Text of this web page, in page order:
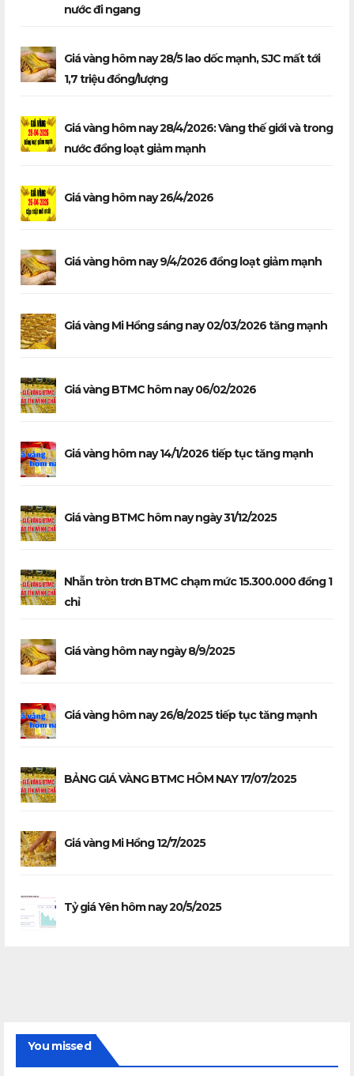
nước đi ngang
Giá vàng hôm nay 28/5 lao dốc mạnh, SJC mất tới
1,7 triệu đồng/lượng
Giá vàng hôm nay 28/4/2026: Vàng thế giới và trong
nước đồng loạt giảm mạnh
Giá vàng hôm nay 26/4/2026
Giá vàng hôm nay 9/4/2026 đồng loạt giảm mạnh
Giá vàng Mi Hồng sáng nay 02/03/2026 tăng mạnh
Giá vàng BTMC hôm nay 06/02/2026
Giá vàng hôm nay 14/1/2026 tiếp tục tăng mạnh
Giá vàng BTMC hôm nay ngày 31/12/2025
Nhẫn tròn trơn BTMC chạm mức 15.300.000 đồng 1
chỉ
Giá vàng hôm nay ngày 8/9/2025
Giá vàng hôm nay 26/8/2025 tiếp tục tăng mạnh
BẢNG GIÁ VÀNG BTMC HÔM NAY 17/07/2025
Giá vàng Mi Hồng 12/7/2025
Tỷ giá Yên hôm nay 20/5/2025
You missed